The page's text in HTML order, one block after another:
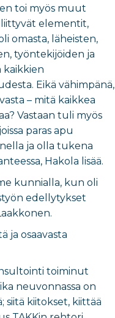
toi myös muut
elementit,
omasta, läheisten,
työntekijöiden ja
kaikkien
Eikä vähimpänä,
– mitä kaikkea
Vastaan tuli myös
paras apu
ja olla tukena
Hakola lisää.
kunnialla, kun oli
edellytykset
ja osaavasta
toiminut
neuvonnassa on
kiitokset, kiittää